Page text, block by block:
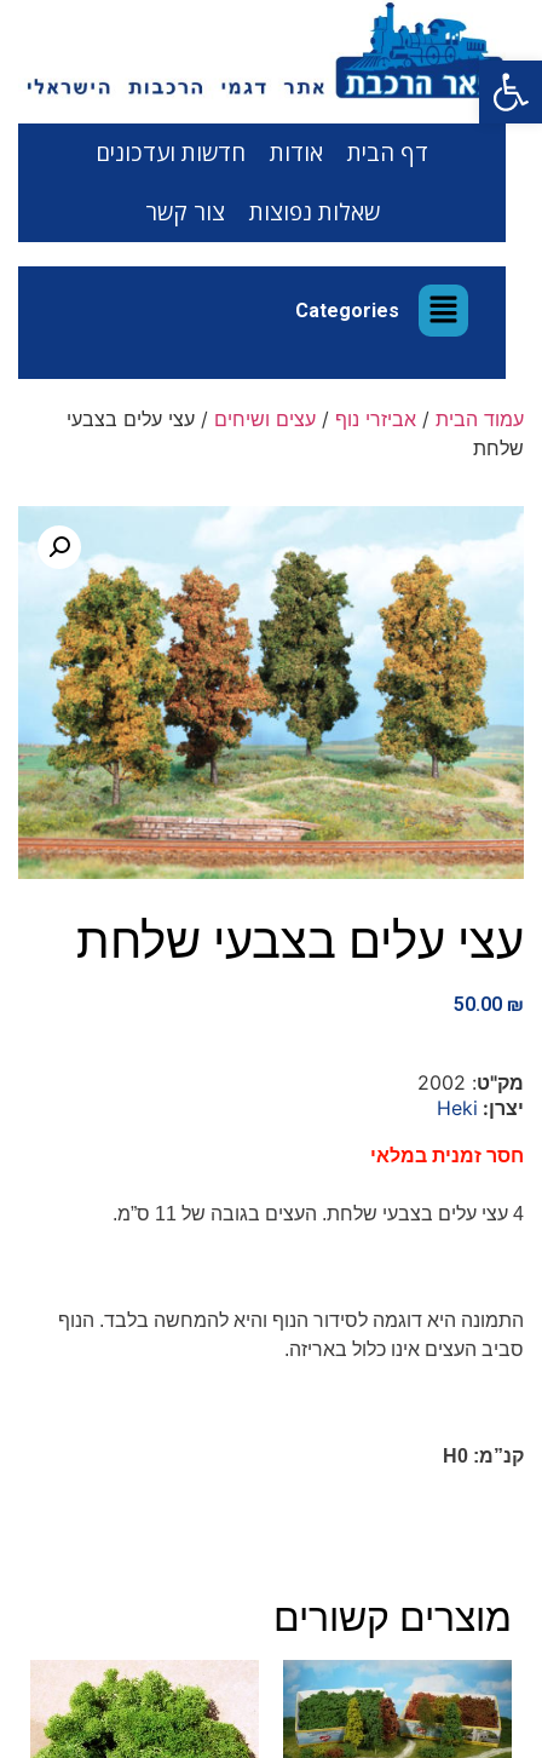
פתח סרגל נגישות
דף הבית אודות
חדשות ועדכונים
שאלות נפוצות
צור קשר
Categories
עמוד הבית / אביזרי נוף / עצים ושיחים / עצי עלים בצבעי
שלחת
עצי עלים בצבעי שלחת
50.00 ₪
מק"ט: 2002
יצרן: Heki
חסר זמנית במלאי
4 עצי עלים בצבעי שלחת. העצים בגובה של 11 ס”מ.
התמונה היא דוגמה לסידור הנוף והיא להמחשה בלבד. הנוף
סביב העצים אינו כלול באריזה.
קנ”מ: H0
מוצרים קשורים